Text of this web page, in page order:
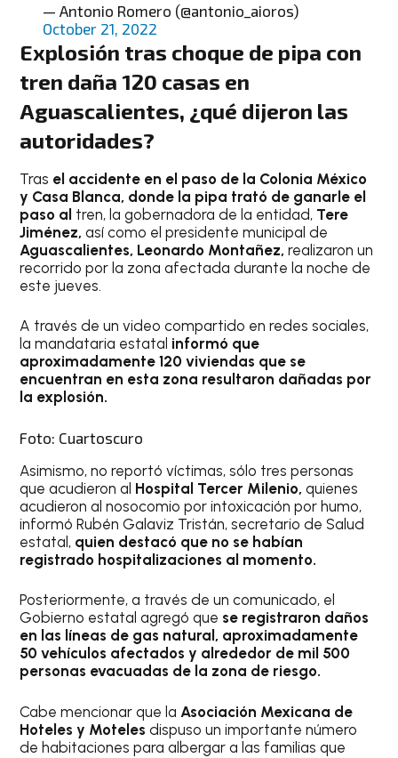
— Antonio Romero (@antonio_aioros)
October 21, 2022
Explosión tras choque de pipa con
tren daña 120 casas en
Aguascalientes, ¿qué dijeron las
autoridades?
Tras el accidente en el paso de la Colonia México
y Casa Blanca, donde la pipa trató de ganarle el
paso al tren, la gobernadora de la entidad, Tere
Jiménez,así como el presidente municipal de
Aguascalientes, Leonardo Montañez,realizaron un
recorrido por la zona afectada durante la noche de
este jueves.
A través de un video compartido en redes sociales,
la mandataria estatal informó que
aproximadamente 120 viviendas que se
encuentran en esta zona resultaron dañadas por
la explosión.
Foto: Cuartoscuro
Asimismo, no reportó víctimas, sólo tres personas
que acudieron al Hospital Tercer Milenio,quienes
acudieron al nosocomio por intoxicación por humo,
informó Rubén Galaviz Tristán, secretario de Salud
estatal, quien destacó que no se habían
registrado hospitalizaciones al momento.
Posteriormente, a través de un comunicado, el
Gobierno estatal agregó que se registraron daños
en las líneas de gas natural, aproximadamente
50 vehículos afectados y alrededor de mil 500
personas evacuadas de la zona de riesgo.
Cabe mencionar que la Asociación Mexicana de
Hoteles y Motelesdispuso un importante número
de habitaciones para albergar a las familias que